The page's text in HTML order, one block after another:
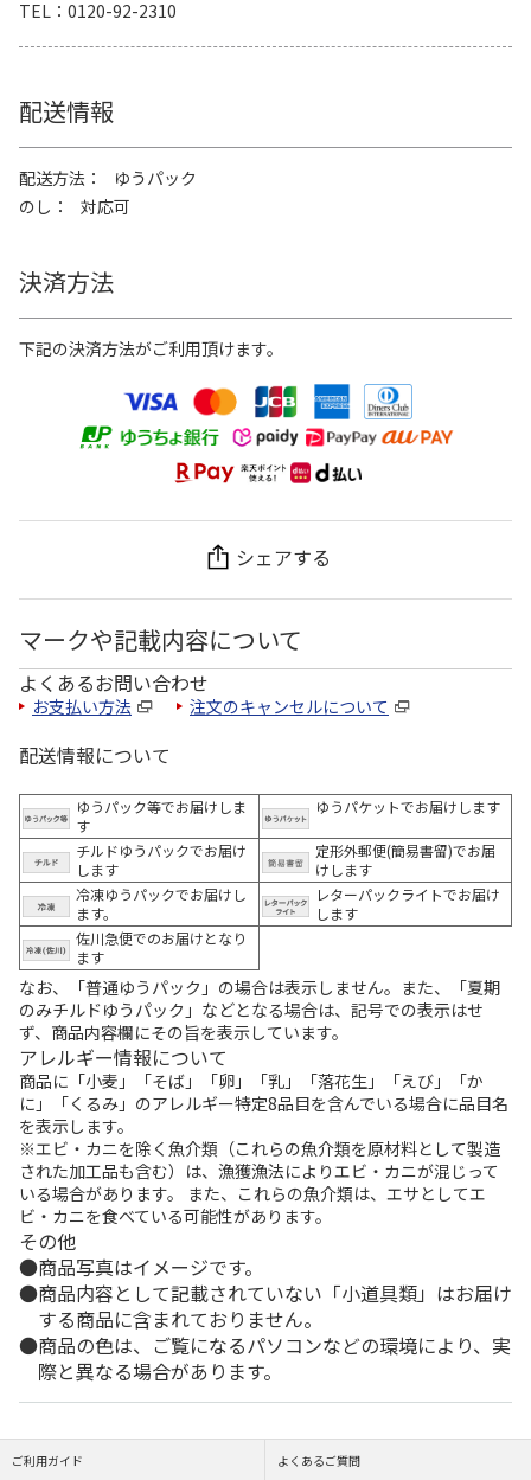
TEL
0120-92-2310
配送情報
配送方法
ゆうパック
のし
対応可
決済方法
下記の決済方法がご利用頂けます。
シェアする
マークや記載内容について
よくあるお問い合わせ
お支払い方法 注文のキャンセルについて
配送情報について
ゆうパック等でお届けしま
す
ゆうパケットでお届けします
チルドゆうパックでお届け
します
定形外郵便(簡易書留)でお届
けします
冷凍ゆうパックでお届けし
ます。
レターパックライトでお届け
します
佐川急便でのお届けとなり
ます
なお、「普通ゆうパック」の場合は表示しません。また、「夏期
のみチルドゆうパック」などとなる場合は、記号での表示はせ
ず、商品内容欄にその旨を表示しています。
アレルギー情報について
商品に「小麦」「そば」「卵」「乳」「落花生」「えび」「か
に」「くるみ」のアレルギー特定8品目を含んでいる場合に品目名
を表示します。
※エビ・カニを除く魚介類（これらの魚介類を原材料として製造
された加工品も含む）は、漁獲漁法によりエビ・カニが混じって
いる場合があります。 また、これらの魚介類は、エサとしてエ
ビ・カニを食べている可能性があります。
その他
商品写真はイメージです。
商品内容として記載されていない「小道具類」はお届け
する商品に含まれておりません。
商品の色は、ご覧になるパソコンなどの環境により、実
際と異なる場合があります。
ご利用ガイド よくあるご質問